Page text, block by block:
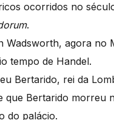
ocorridos no
.
agora no
tempo de Handel.
Bertarido, rei da
Bertarido morreu
do palácio.